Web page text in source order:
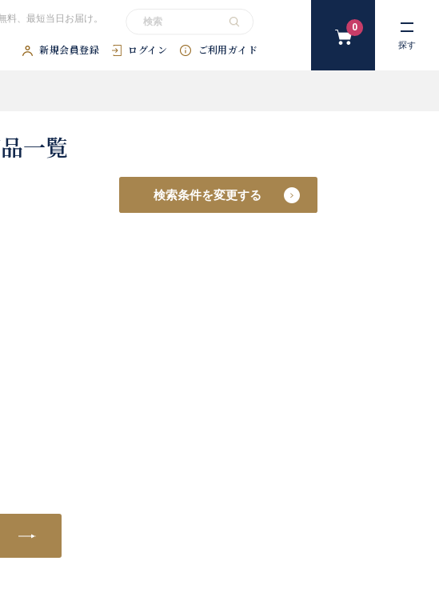
、最短当日お届け。
新規会員登録 ログイン ご利用ガイド
カ
0
探す
一覧
検索条件を変更する